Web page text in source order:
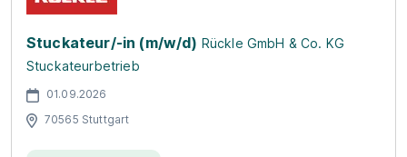
Stuckateur/-in (m/w/d) Rückle GmbH & Co. KG
Stuckateurbetrieb
01.09.2026
70565 Stuttgart